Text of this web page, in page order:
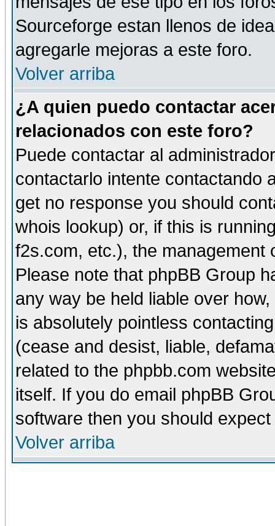
Sourceforge estan llenos de
agregarle mejoras a este foro.
Volver arriba
¿A quien puedo contactar
relacionados con este foro?
Puede contactar al
contactarlo intente contactando
get no response you should
whois lookup) or, if this is
f2s.com, etc.), the management
Please note that phpBB Group
any way be held liable over
is absolutely pointless
(cease and desist, liable,
related to the phpbb.com
itself. If you do email phpBB
software then you should
Volver arriba